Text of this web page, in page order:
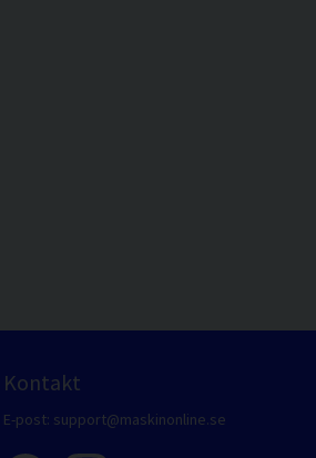
Kontakt
E-post: support@maskinonline.se